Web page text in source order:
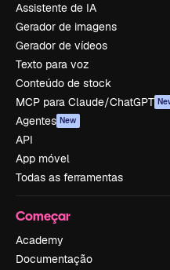
Assistente de IA
Gerador de imagens
Gerador de vídeos
Texto para voz
Conteúdo de stock
MCP para Claude/ChatGPT
Agentes New
API
App móvel
Todas as ferramentas
Começar
Academy
Documentação